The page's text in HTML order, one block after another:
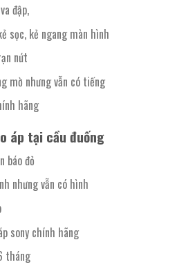
đập,
sọc, kẻ ngang màn hình
nứt
mờ nhưng vẫn có tiếng
hãng
áp tại cầu đuống
báo đỏ
nhưng vẫn có hình
sony chính hãng
tháng